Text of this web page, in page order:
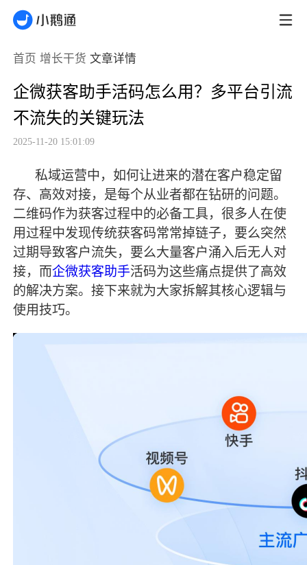
首页 增长干货 文章详情
企微获客助手活码怎么用？多平台引流
不流失的关键玩法
2025-11-20 15:01:09
私域运营中，如何让进来的潜在客户稳定留
存、高效对接，是每个从业者都在钻研的问题。
二维码作为获客过程中的必备工具，很多人在使
用过程中发现传统获客码常常掉链子，要么突然
过期导致客户流失，要么大量客户涌入后无人对
接，而企微获客助手活码为这些痛点提供了高效
的解决方案。接下来就为大家拆解其核心逻辑与
使用技巧。